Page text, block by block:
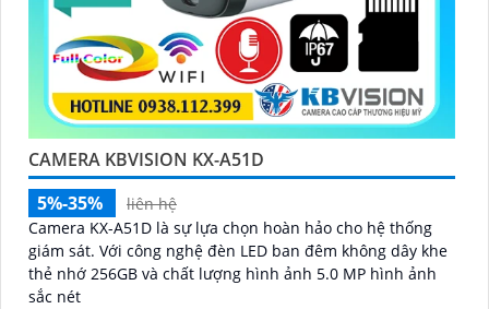
CAMERA KBVISION KX-A51D
5%-35%
liên hệ
Camera KX-A51D là sự lựa chọn hoàn hảo cho hệ thống
giám sát. Với công nghệ đèn LED ban đêm không dây khe
thẻ nhớ 256GB và chất lượng hình ảnh 5.0 MP hình ảnh
sắc nét